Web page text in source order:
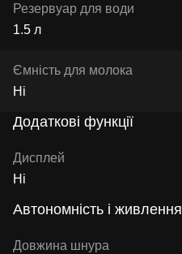
Резервуар для води
1.5 л
Ємність для молока
Ні
Додаткові функції
Дисплей
Ні
Автономність і живлення
Довжина шнура